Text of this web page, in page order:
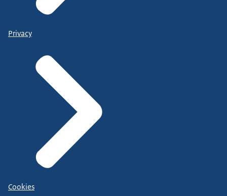
Privacy
Cookies